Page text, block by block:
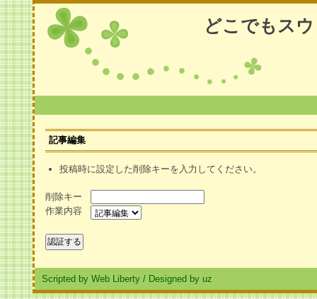
どこでもス
記事編集
投稿時に設定した削除キーを入力してください。
削除キー
作業内容
Scripted by Web Liberty / Designed by uz